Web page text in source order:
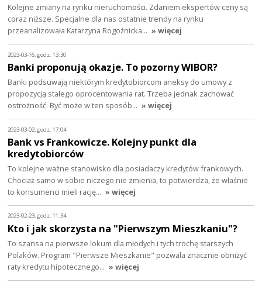
Kolejne zmiany na rynku nieruchomości. Zdaniem ekspertów ceny są
coraz niższe. Specjalne dla nas ostatnie trendy na rynku
przeanalizowała Katarzyna Rogoźnicka… » więcej
2023-03-16, godz. 13:30
Banki proponują okazje. To pozorny WIBOR?
Banki podsuwają niektórym kredytobiorcom aneksy do umowy z
propozycją stałego oprocentowania rat. Trzeba jednak zachować
ostrożność. Być może w ten sposób… » więcej
2023-03-02, godz. 17:04
Bank vs Frankowicze. Kolejny punkt dla
kredytobiorców
To kolejne ważne stanowisko dla posiadaczy kredytów frankowych.
Chociaż samo w sobie niczego nie zmienia, to potwierdza, że właśnie
to konsumenci mieli rację… » więcej
2023-02-23, godz. 11:34
Kto i jak skorzysta na "Pierwszym Mieszkaniu"?
To szansa na pierwsze lokum dla młodych i tych trochę starszych
Polaków. Program "Pierwsze Mieszkanie" pozwala znacznie obniżyć
raty kredytu hipotecznego… » więcej